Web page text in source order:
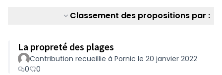
Classement des propositions par :
La propreté des plages
Contribution recueillie à Pornic le 20 janvier 2022
0
0